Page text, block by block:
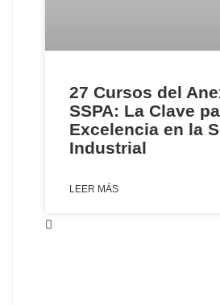
27 Cursos del
SSPA: La Clave
Excelencia en la
Industrial
LEER MÁS